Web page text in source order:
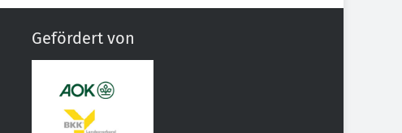
Gefördert von